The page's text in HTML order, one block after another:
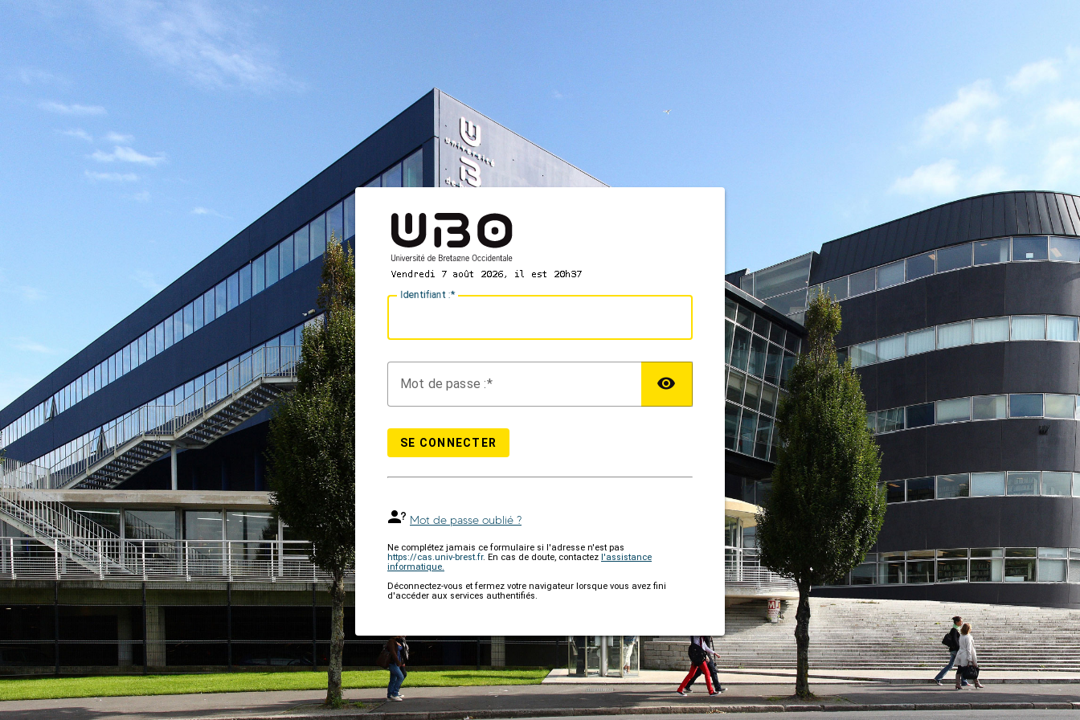
Identifiant :
Mot de passe :
SE CONNECTER
Mot de passe oublié ?
Ne complétez jamais ce formulaire si l'adresse n'est pas
https://cas.univ-brest.fr. En cas de doute, contactez l'assistance
informatique.
Déconnectez-vous et fermez votre navigateur lorsque vous avez fini
d'accéder aux services authentifiés.